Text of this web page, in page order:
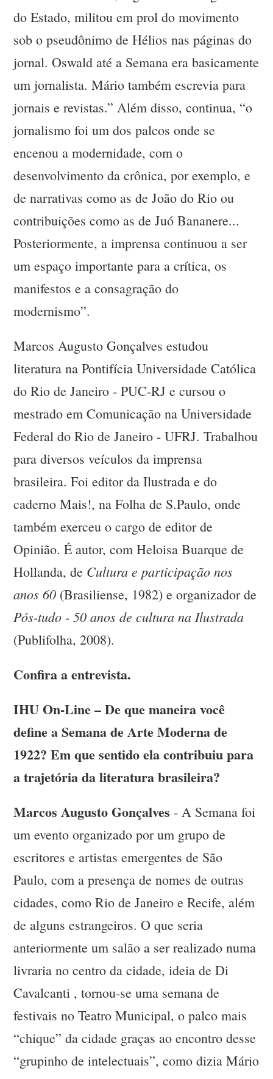
do Estado, militou em prol do movimento
sob o pseudônimo de Hélios nas páginas do
jornal. Oswald até a Semana era basicamente
um jornalista. Mário também escrevia para
jornais e revistas.” Além disso, continua, “o
jornalismo foi um dos palcos onde se
encenou a modernidade, com o
desenvolvimento da crônica, por exemplo, e
de narrativas como as de João do Rio ou
contribuições como as de Juó Bananere...
Posteriormente, a imprensa continuou a ser
um espaço importante para a crítica, os
manifestos e a consagração do
modernismo”.
Marcos Augusto Gonçalves estudou
literatura na Pontifícia Universidade Católica
do Rio de Janeiro - PUC-RJ e cursou o
mestrado em Comunicação na Universidade
Federal do Rio de Janeiro - UFRJ. Trabalhou
para diversos veículos da imprensa
brasileira. Foi editor da Ilustrada e do
caderno Mais!, na Folha de S.Paulo, onde
também exerceu o cargo de editor de
Opinião. É autor, com Heloisa Buarque de
Hollanda, de Cultura e participação nos
anos 60 (Brasiliense, 1982) e organizador de
Pós-tudo - 50 anos de cultura na Ilustrada
(Publifolha, 2008).
Confira a entrevista.
IHU On-Line – De que maneira você
define a Semana de Arte Moderna de
1922? Em que sentido ela contribuiu para
a trajetória da literatura brasileira?
Marcos Augusto Gonçalves- A Semana foi
um evento organizado por um grupo de
escritores e artistas emergentes de São
Paulo, com a presença de nomes de outras
cidades, como Rio de Janeiro e Recife, além
de alguns estrangeiros. O que seria
anteriormente um salão a ser realizado numa
livraria no centro da cidade, ideia de Di
Cavalcanti , tornou-se uma semana de
festivais no Teatro Municipal, o palco mais
“chique” da cidade graças ao encontro desse
“grupinho de intelectuais”, como dizia Mário